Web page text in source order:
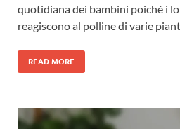
quotidiana dei bambini poiché i
reagiscono al polline di varie
READ MORE